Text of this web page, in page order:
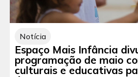
Notícia
Espaço Mais Infância
programação de maio
culturais e educativas